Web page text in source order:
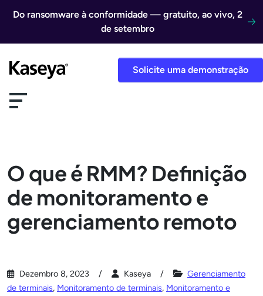
Do ransomware à conformidade — gratuito, ao vivo, 2
de setembro
Solicite uma demonstração
O que é RMM? Definição
de monitoramento e
gerenciamento remoto
Dezembro 8, 2023 Kaseya
Gerenciamento
de terminais, Monitoramento de terminais, Monitoramento e